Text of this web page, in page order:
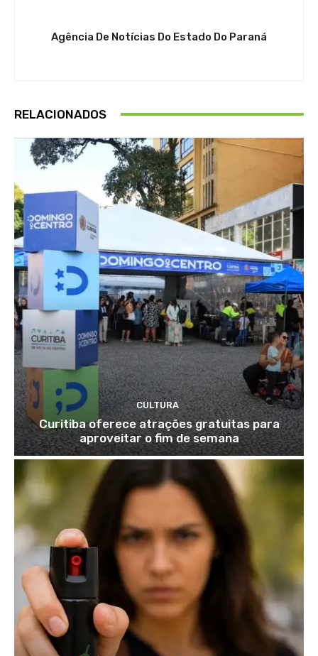
Agência De Notícias Do Estado Do Paraná
RELACIONADOS
CULTURA
Curitiba oferece atrações gratuitas para
aproveitar o fim de semana